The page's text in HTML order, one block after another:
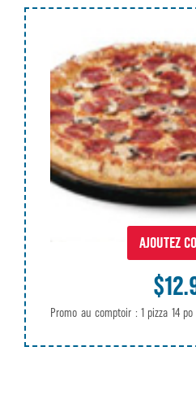
AJOUTEZ
Promo au comptoir : 1 pizza 14